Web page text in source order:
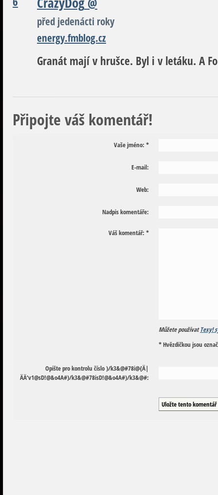
před jedenácti roky
energy.fmblog.cz
Granát mají v hrušce. Byl i v letáku. A
Připojte váš komentář!
Vaše jméno: *
E-mail:
Web:
Nadpis komentáře:
Váš komentář: *
Můžete používatTexy!
* Hvězdičkou jsou
Opište pro kontrolu číslo)/k3&@#78i@{Ä|
ÄÄ‘v1@sD!@&o4A#)/k3&@#78isD!@&o4A#)/k3&@#: